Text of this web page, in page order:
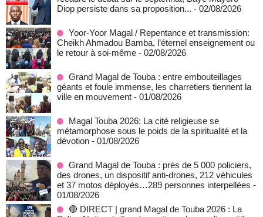
Diop persiste dans sa proposition... - 02/08/2026
Yoor-Yoor Magal / Repentance et transmission:
Cheikh Ahmadou Bamba, l’éternel enseignement ou
le retour à soi-même - 02/08/2026
Grand Magal de Touba : entre embouteillages
géants et foule immense, les charretiers tiennent la
ville en mouvement - 01/08/2026
Magal Touba 2026: La cité religieuse se
métamorphose sous le poids de la spiritualité et la
dévotion - 01/08/2026
Grand Magal de Touba : près de 5 000 policiers,
des drones, un dispositif anti-drones, 212 véhicules
et 37 motos déployés…289 personnes interpellées -
01/08/2026
🔴 DIRECT | grand Magal de Touba 2026 : La